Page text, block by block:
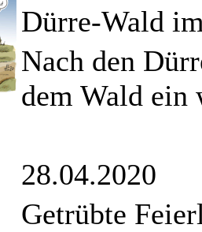
Dürre-Wald
Nach den
dem Wald ein
28.04.2020
Getrübte